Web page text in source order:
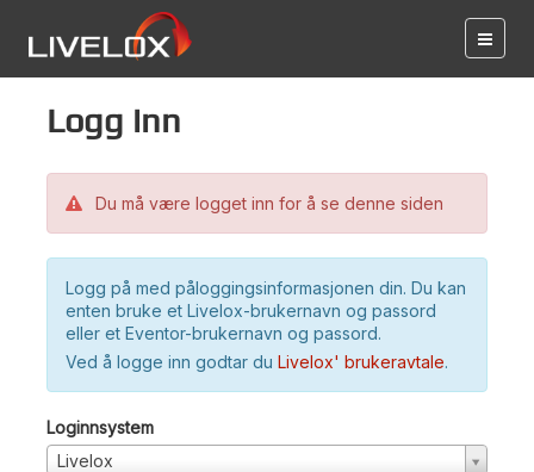
Logg inn
Du må være logget inn for å se denne siden
Logg på med påloggingsinformasjonen din. Du kan
enten bruke et Livelox-brukernavn og passord
eller et Eventor-brukernavn og passord.
Ved å logge inn godtar du Livelox' brukeravtale.
Loginnsystem
Livelox